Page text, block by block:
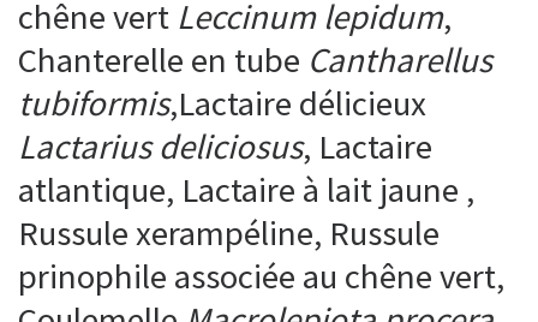
chêne vert Leccinum lepidum,
Chanterelle en tube Cantharellus
tubiformis,Lactaire délicieux
Lactarius deliciosus, Lactaire
atlantique, Lactaire à lait jaune ,
Russule xerampéline, Russule
prinophile associée au chêne vert,